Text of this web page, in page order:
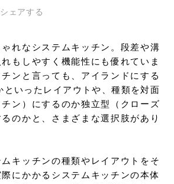
シェアする
Threads
Pinterest
はてなブックマー
ク
Eメールで送信
れなシステムキッチン。段差や溝
もしやすく機能性にも優れていま
ンと言っても、アイランドにする
といったレイアウトや、種類を対面
ン）にするのか独立型（クローズ
のかと、さまざまな選択肢があり
キッチンの種類やレイアウトをそ
にかかるシステムキッチンの本体